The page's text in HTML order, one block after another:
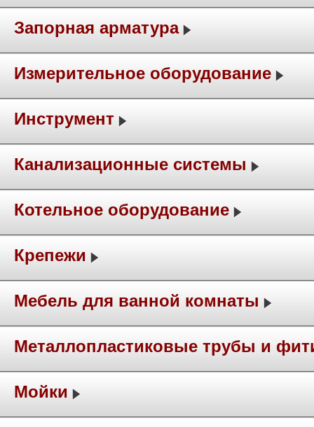
Запорная арматура
Измерительное оборудование
Инструмент
Канализационные системы
Котельное оборудование
Крепежи
Мебель для ванной комнаты
Металлопластиковые трубы и
Мойки